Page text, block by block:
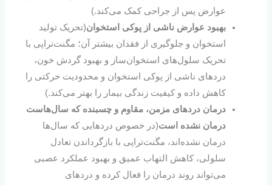
عوارض پس از جراحی کمک می‌کند.)
بهبود عوارض ناشی از پوکی استخوان(تحریک تولید
استخوان و جلوگیری از فقدان بیشتر آن؛ مگنت‌تراپی با
تحریک سلول‌های استخوان‌ساز و بهبود گردش خون،
دردهای ناشی از پوکی استخوان و محدودیت حرکتی را
کاهش داده و کیفیت زندگی بیمار را بهتر می‌کند.)
درمان درد‌های مزمن، مقاوم و چسبنده که سال‌هاست
درمان نشده است(در خصوص دردهایی که سال‌ها
درمان نشده‌اند، مگنت‌تراپی با بازگرداندن تعادل
سلولی، کاهش التهاب عمیق و بهبود عملکرد عصبی
می‌تواند روند درمان را فعال کرده و دردهای